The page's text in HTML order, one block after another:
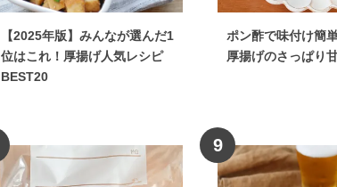
【2025年版】みんなが選んだ1
位はこれ！厚揚げ人気レシピ
BEST20
ポン酢で味付け簡
厚揚げのさっぱり
9